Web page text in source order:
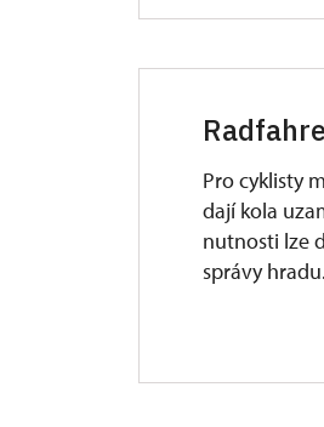
Pro cyklisty
dají kola
nutnosti lze
správy